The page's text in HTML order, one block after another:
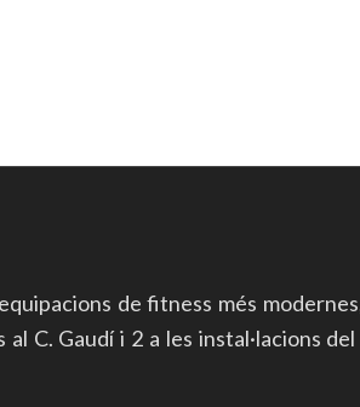
de fitness més
C. Gaudí i 2 a les instal·lacions